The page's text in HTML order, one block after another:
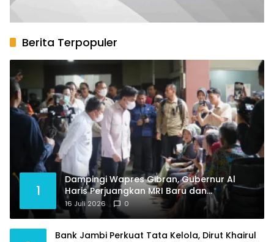
Berita Terpopuler
1
Dampingi Wapres Gibran, Gubernur Al
Haris Perjuangkan MRI Baru dan
Tambahan Dokter Spesialis untuk RSUD
Raden Mattaher
16 Juli 2026 0
Bank Jambi Perkuat Tata Kelola, Dirut Khairul